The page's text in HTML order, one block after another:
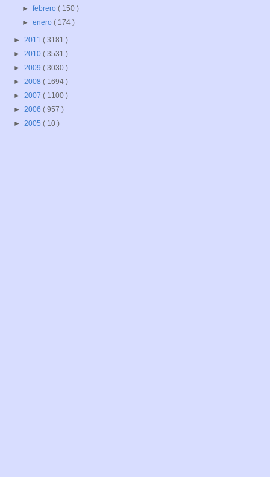
►febrero( 150 )
►enero( 174 )
► 2011 ( 3181 )
► 2010 ( 3531 )
► 2009 ( 3030 )
► 2008 ( 1694 )
► 2007 ( 1100 )
► 2006 ( 957 )
► 2005 ( 10 )